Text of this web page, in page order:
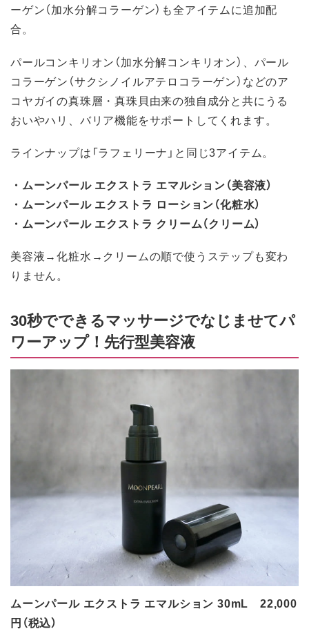
ーゲン（加水分解コラーゲン）も全アイテムに追加配
合。
パールコンキリオン（加水分解コンキリオン）、パール
コラーゲン（サクシノイルアテロコラーゲン）などのア
コヤガイの真珠層・真珠貝由来の独自成分と共にうる
おいやハリ、バリア機能をサポートしてくれます。
ラインナップは「ラフェリーナ」と同じ3アイテム。
・ムーンパール エクストラ エマルション（美容液）
・ムーンパール エクストラ ローション（化粧水）
・ムーンパール エクストラ クリーム（クリーム）
美容液→化粧水→クリームの順で使うステップも変わ
りません。
30秒でできるマッサージでなじませてパ
ワーアップ！先行型美容液
ムーンパール エクストラ エマルション 30mL 22,000
円（税込）